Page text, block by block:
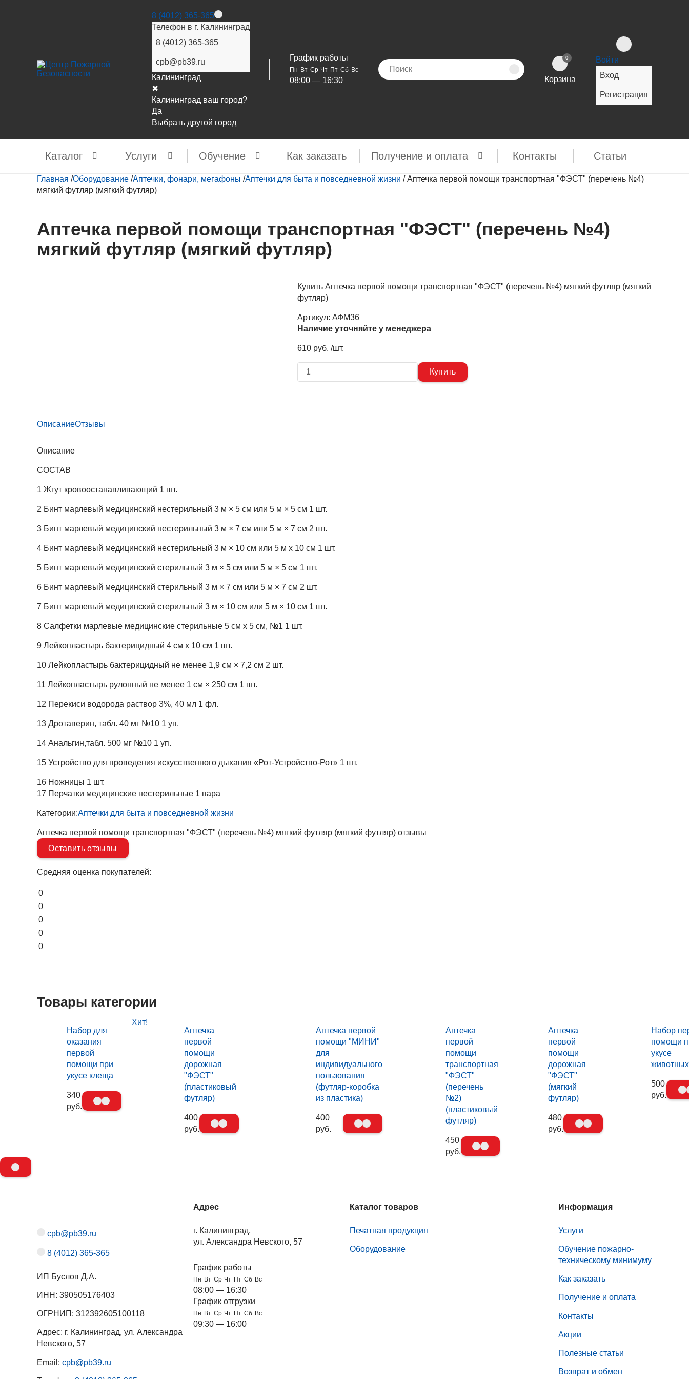
8 (4012) 365-365
Телефон в г. Калининград
8 (4012) 365-365
cpb@pb39.ru
Калининград
✖
Калининград ваш город?
Да
Выбрать другой город
График работы
Пн Вт Ср Чт Пт Сб Вс
08:00 — 16:30
0
Корзина
Войти
Вход
Регистрация
Каталог Услуги Обучение Как заказать Получение и оплата Контакты Cтатьи
Главная /Оборудование /Аптечки, фонари, мегафоны /Аптечки для быта и повседневной жизни /Аптечка первой помощи транспортная "ФЭСТ" (перечень №4)
мягкий футляр (мягкий футляр)
Аптечка первой помощи транспортная "ФЭСТ" (перечень №4)
мягкий футляр (мягкий футляр)
Купить Аптечка первой помощи транспортная "ФЭСТ" (перечень №4) мягкий футляр (мягкий
футляр)
Артикул:АФМ36
Наличие уточняйте у менеджера
610 руб. /шт.
ОписаниеОтзывы
Описание
СОСТАВ
1 Жгут кровоостанавливающий 1 шт.
2 Бинт марлевый медицинский нестерильный 3 м × 5 см или 5 м × 5 см 1 шт.
3 Бинт марлевый медицинский нестерильный 3 м × 7 см или 5 м × 7 см 2 шт.
4 Бинт марлевый медицинский нестерильный 3 м × 10 см или 5 м х 10 см 1 шт.
5 Бинт марлевый медицинский стерильный 3 м × 5 см или 5 м × 5 см 1 шт.
6 Бинт марлевый медицинский стерильный 3 м × 7 см или 5 м × 7 см 2 шт.
7 Бинт марлевый медицинский стерильный 3 м × 10 см или 5 м × 10 см 1 шт.
8 Салфетки марлевые медицинские стерильные 5 см х 5 см, №1 1 шт.
9 Лейкопластырь бактерицидный 4 см х 10 см 1 шт.
10 Лейкопластырь бактерицидный не менее 1,9 см × 7,2 см 2 шт.
11 Лейкопластырь рулонный не менее 1 см × 250 см 1 шт.
12 Перекиси водорода раствор 3%, 40 мл 1 фл.
13 Дротаверин, табл. 40 мг №10 1 уп.
14 Анальгин,табл. 500 мг №10 1 уп.
15 Устройство для проведения искусственного дыхания «Рот-Устройство-Рот» 1 шт.
16 Ножницы 1 шт.
17 Перчатки медицинские нестерильные 1 пара
Категории:Аптечки для быта и повседневной жизни
Аптечка первой помощи транспортная "ФЭСТ" (перечень №4) мягкий футляр (мягкий футляр) отзывы
Оставить отзывы
Средняя оценка покупателей:
0
0
0
0
0
Товары категории
Набор для
оказания
первой
помощи при
укусе клеща
340
руб.
Хит!
Аптечка
первой
помощи
дорожная
"ФЭСТ"
(пластиковый
футляр)
400
руб.
Аптечка первой
помощи "МИНИ"
для
индивидуального
пользования
(футляр-коробка
из пластика)
400
руб.
Аптечка
первой
помощи
транспортная
"ФЭСТ"
(перечень
№2)
(пластиковый
футляр)
450
руб.
Аптечка
первой
помощи
дорожная
"ФЭСТ"
(мягкий
футляр)
480
руб.
Набор
помощи
укусе
животных
500
руб.
cpb@pb39.ru
8 (4012) 365-365
ИП Буслов Д.А.
ИНН: 390505176403
ОГРНИП: 312392605100118
Адрес: г. Калининград, ул. Александра
Невского, 57
Email: cpb@pb39.ru
Адрес
г. Калининград,
ул. Александра Невского, 57
График работы
Пн Вт Ср Чт Пт Сб Вс
08:00 — 16:30
График отгрузки
Пн Вт Ср Чт Пт Сб Вс
09:30 — 16:00
Каталог товаров
Печатная продукция
Оборудование
Информация
Услуги
Обучение пожарно-
техническому минимуму
Как заказать
Получение и оплата
Контакты
Акции
Полезные статьи
Возврат и обмен